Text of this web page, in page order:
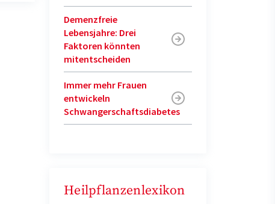
Demenzfreie
Lebensjahre: Drei
Faktoren könnten
mitentscheiden
Immer mehr Frauen
entwickeln
Schwangerschaftsdiabetes
Heilpflanzenlexikon